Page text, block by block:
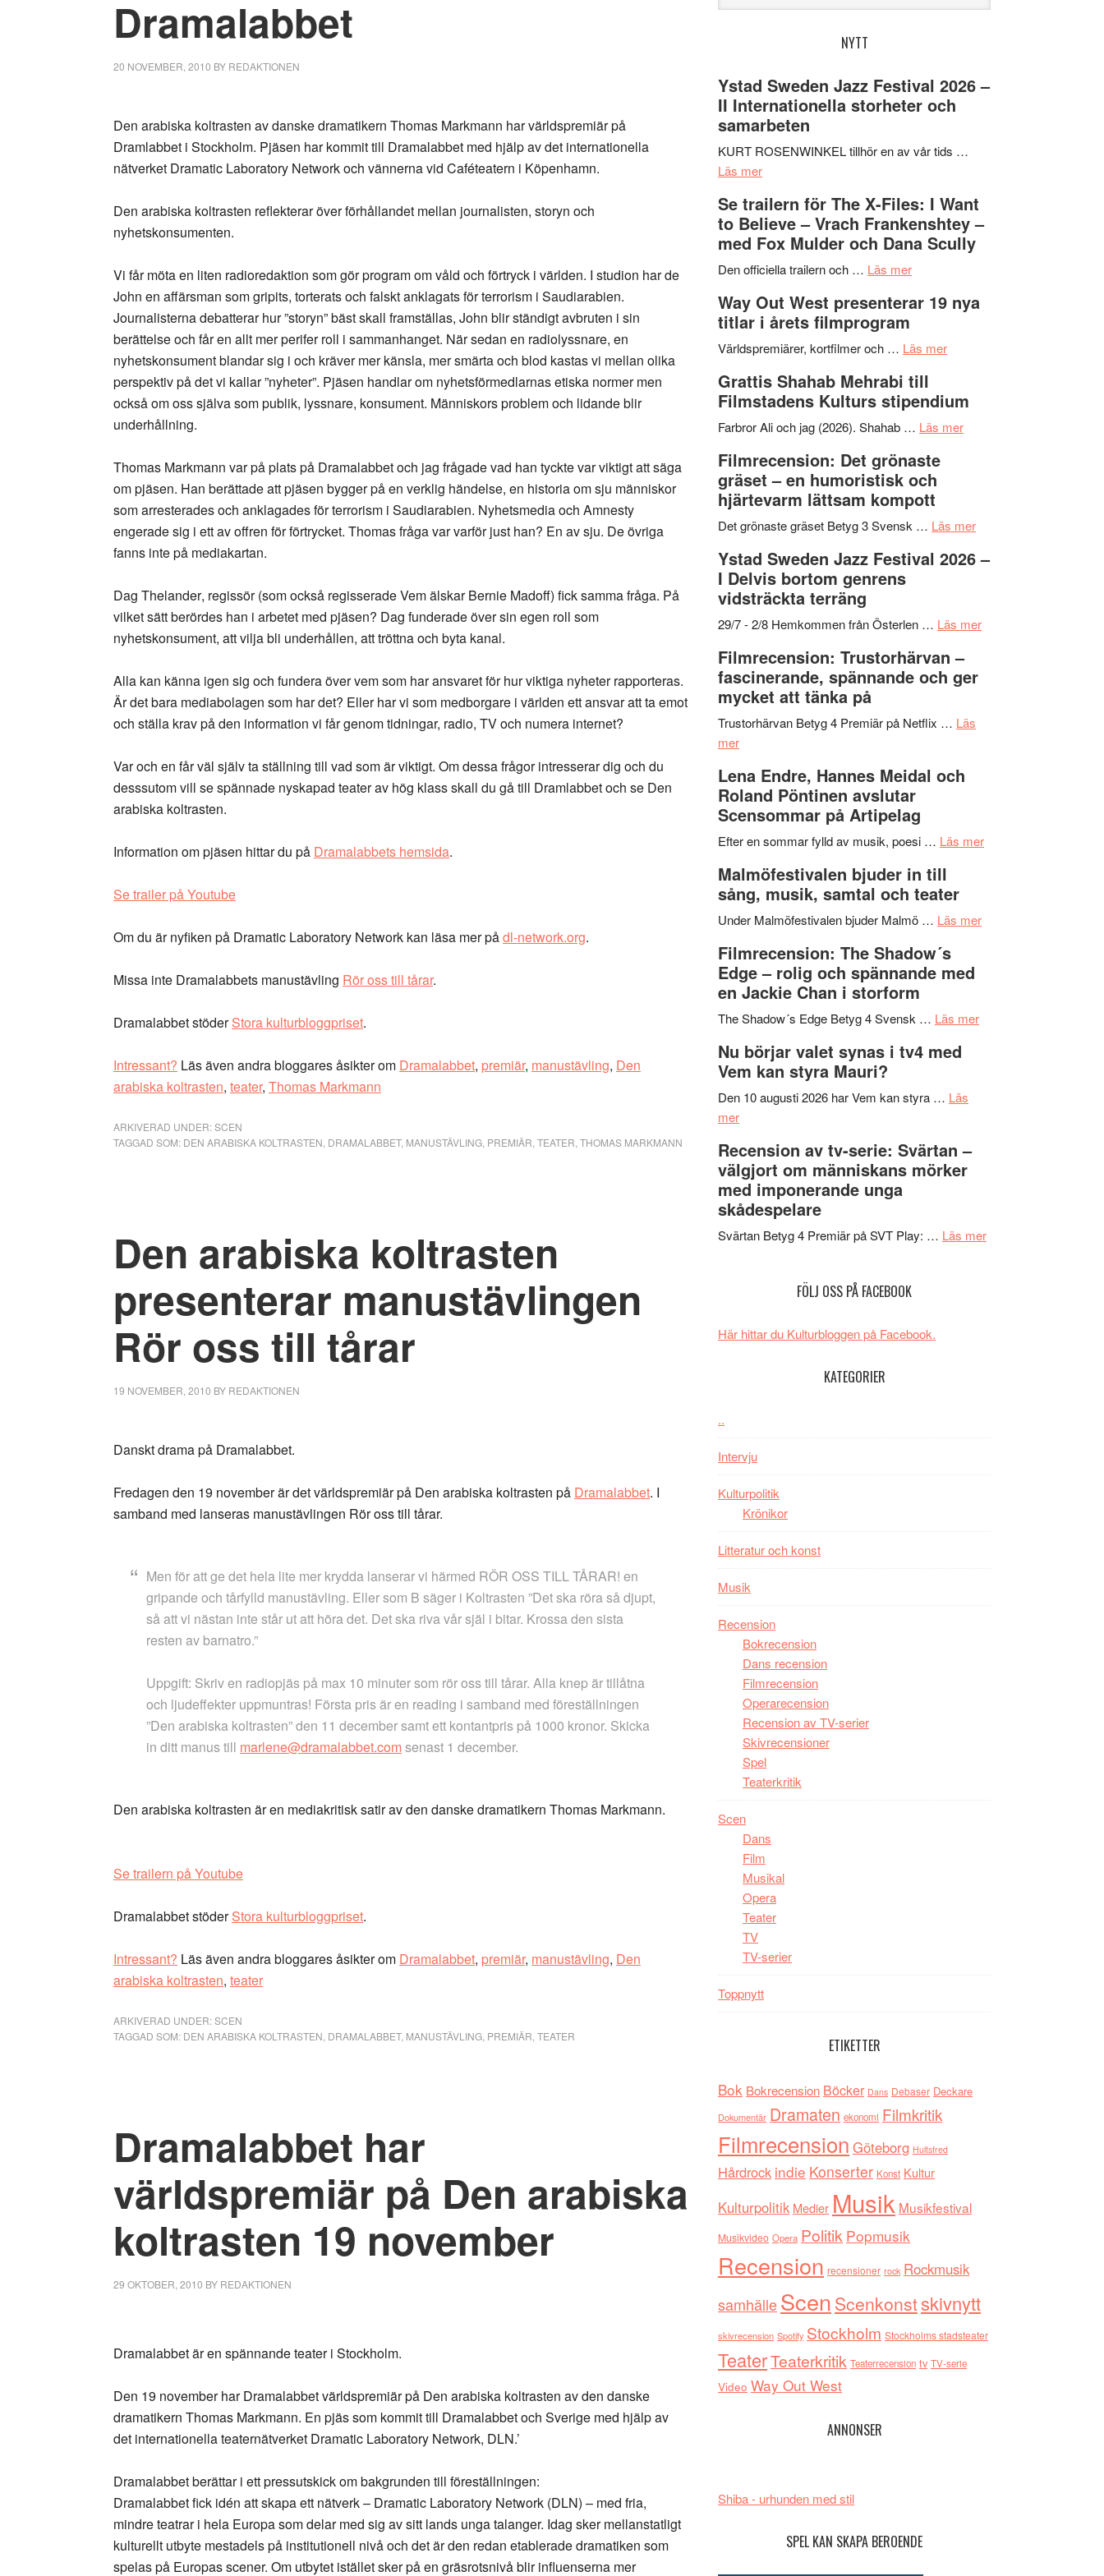
Dramalabbet
20 NOVEMBER, 2010 BY REDAKTIONEN
Den arabiska koltrasten av danske dramatikern Thomas Markmann har världspremiär på
Dramlabbet i Stockholm. Pjäsen har kommit till Dramalabbet med hjälp av det internationella
nätverket Dramatic Laboratory Network och vännerna vid Caféteatern i Köpenhamn.
Den arabiska koltrasten reflekterar över förhållandet mellan journalisten, storyn och
nyhetskonsumenten.
Vi får möta en liten radioredaktion som gör program om våld och förtryck i världen. I studion har de
John en affärsman som gripits, torterats och falskt anklagats för terrorism i Saudiarabien.
Journalisterna debatterar hur ”storyn” bäst skall framställas, John blir ständigt avbruten i sin
berättelse och får en allt mer perifer roll i sammanhanget. När sedan en radiolyssnare, en
nyhetskonsument blandar sig i och kräver mer känsla, mer smärta och blod kastas vi mellan olika
perspektiv på det vi kallar ”nyheter”. Pjäsen handlar om nyhetsförmedlarnas etiska normer men
också om oss själva som publik, lyssnare, konsument. Människors problem och lidande blir
underhållning.
Thomas Markmann var på plats på Dramalabbet och jag frågade vad han tyckte var viktigt att säga
om pjäsen. Han berättade att pjäsen bygger på en verklig händelse, en historia om sju människor
som arresterades och anklagades för terrorism i Saudiarabien. Nyhetsmedia och Amnesty
engerade sig i ett av offren för förtrycket. Thomas fråga var varför just han? En av sju. De övriga
fanns inte på mediakartan.
Dag Thelander, regissör (som också regisserade Vem älskar Bernie Madoff) fick samma fråga. På
vilket sätt berördes han i arbetet med pjäsen? Dag funderade över sin egen roll som
nyhetskonsument, att vilja bli underhållen, att tröttna och byta kanal.
Alla kan känna igen sig och fundera över vem som har ansvaret för hur viktiga nyheter rapporteras.
Är det bara mediabolagen som har det? Eller har vi som medborgare i världen ett ansvar att ta emot
och ställa krav på den information vi får genom tidningar, radio, TV och numera internet?
Var och en får väl själv ta ställning till vad som är viktigt. Om dessa frågor intresserar dig och du
desssutom vill se spännade nyskapad teater av hög klass skall du gå till Dramlabbet och se Den
arabiska koltrasten.
Information om pjäsen hittar du på Dramalabbets hemsida.
Se trailer på Youtube
Om du är nyfiken på Dramatic Laboratory Network kan läsa mer pådl-network.org.
Missa inte Dramalabbets manustävling Rör oss till tårar.
Dramalabbet stöderStora kulturbloggpriset.
Intressant? Läs även andra bloggares åsikter om Dramalabbet, premiär, manustävling, Den
arabiska koltrasten, teater, Thomas Markmann
ARKIVERAD UNDER:SCEN
TAGGAD SOM: DEN ARABISKA KOLTRASTEN DRAMALABBET, MANUSTÄVLING PREMIÄR TEATER THOMAS MARKMANN
Den arabiska koltrasten
presenterar manustävlingen
Rör oss till tårar
19 NOVEMBER, 2010 BY REDAKTIONEN
Danskt drama på Dramalabbet.
Fredagen den 19 november är det världspremiär på Den arabiska koltrasten på Dramalabbet. I
samband med lanseras manustävlingen Rör oss till tårar.
Men för att ge det hela lite mer krydda lanserar vi härmed RÖR OSS TILL TÅRAR! en
gripande och tårfylld manustävling. Eller som B säger i Koltrasten ”Det ska röra så djupt,
så att vi nästan inte står ut att höra det. Det ska riva vår själ i bitar. Krossa den sista
resten av barnatro.”
Uppgift: Skriv en radiopjäs på max 10 minuter som rör oss till tårar. Alla knep är tillåtna
och ljudeffekter uppmuntras! Första pris är en reading i samband med föreställningen
”Den arabiska koltrasten” den 11 december samt ett kontantpris på 1000 kronor. Skicka
in ditt manus till marlene@dramalabbet.comsenast 1 december.
Den arabiska koltrasten är en mediakritisk satir av den danske dramatikern Thomas Markmann.
Se trailern på Youtube
Dramalabbet stöderStora kulturbloggpriset.
Intressant? Läs även andra bloggares åsikter om Dramalabbet, premiär, manustävling, Den
arabiska koltrasten, teater
ARKIVERAD UNDER:SCEN
TAGGAD SOM: DEN ARABISKA KOLTRASTEN DRAMALABBET, MANUSTÄVLING PREMIÄR TEATER
Dramalabbet har
världspremiär på Den arabiska
koltrasten 19 november
29 OKTOBER, 2010 BY REDAKTIONEN
Dramalabbet är en spännande teater i Stockholm.
Den 19 november har Dramalabbet världspremiär på Den arabiska koltrasten av den danske
dramatikern Thomas Markmann. En pjäs som kommit till Dramalabbet och Sverige med hjälp av
det internationella teaternätverket Dramatic Laboratory Network, DLN.’
Dramalabbet berättar i ett pressutskick om bakgrunden till föreställningen:
Dramalabbet fick idén att skapa ett nätverk – Dramatic Laboratory Network (DLN) – med fria,
mindre teatrar i hela Europa som delar med sig av sitt lands unga talanger. Idag sker mellanstatligt
kulturellt utbyte mestadels på institutionell nivå och det är den redan etablerade dramatiken som
spelas på Europas scener. Om utbytet istället sker på en gräsrotsnivå blir influenserna mer
webbplatsen
NYTT
Ystad Sweden Jazz Festival 2026 –
II Internationella storheter och
samarbeten
KURT ROSENWINKEL tillhör en av vår tids …
Läs merom
Sweden
Jazz
Festival
2026
II
Internationella
storheter
samarbeten
Se trailern för The X-Files: I Want
to Believe – Vrach Frankenshtey –
med Fox Mulder och Dana Scully
Den officiella trailern och … Läs merom
trailern
The
Files:
I
Want
Believe
–
Vrach
Frankenshtey
med
och
Scully
Way Out West presenterar 19 nya
titlar i årets filmprogram
Världspremiärer, kortfilmer och … Läs merom
West
presenterar
årets
Grattis Shahab Mehrabi till
Filmstadens Kulturs stipendium
Farbror Ali och jag (2026). Shahab … Läs merom
Filmstadens
stipendium
Filmrecension: Det grönaste
gräset – en humoristisk och
hjärtevarm lättsam kompott
Det grönaste gräset Betyg 3 Svensk … Läs merom
Det
–
och
Ystad Sweden Jazz Festival 2026 –
I Delvis bortom genrens
vidsträckta terräng
29/7 - 2/8 Hemkommen från Österlen … Läs merom
vidsträckta
Filmrecension: Trustorhärvan –
fascinerande, spännande och ger
mycket att tänka på
Trustorhärvan Betyg 4 Premiär på Netflix … Läs
merom
Trustorhärvan
–
fascinerande,
spännande
ger
mycket
att
på
Lena Endre, Hannes Meidal och
Roland Pöntinen avslutar
Scensommar på Artipelag
Efter en sommar fylld av musik, poesi … Läs merom
Malmöfestivalen bjuder in till
sång, musik, samtal och teater
Under Malmöfestivalen bjuder Malmö … Läs merom
Filmrecension: The Shadow´s
Edge – rolig och spännande med
en Jackie Chan i storform
The Shadow´s Edge Betyg 4 Svensk … Läs merom
en
Nu börjar valet synas i tv4 med
Vem kan styra Mauri?
Den 10 augusti 2026 har Vem kan styra … Läs
merom
börjar
valet
synas
i
tv4
Mauri?
Recension av tv-serie: Svärtan –
välgjort om människans mörker
med imponerande unga
skådespelare
Svärtan Betyg 4 Premiär på SVT Play: … Läs merom
FÖLJ OSS PÅ FACEBOOK
Här hittar du Kulturbloggen på Facebook.
KATEGORIER
..
Intervju
Kulturpolitik
Krönikor
Litteratur och konst
Musik
Recension
Bokrecension
Dans recension
Filmrecension
Operarecension
Recension av TV-serier
Skivrecensioner
Spel
Teaterkritik
Scen
Dans
Film
Musikal
Opera
Teater
TV
TV-serier
Toppnytt
ETIKETTER
Bok Bokrecension Böcker Dans Debaser Deckare
Dokumentär Dramaten ekonomi Filmkritik
Filmrecension Göteborg Hultsfred
Hårdrock indie Konserter Konst Kultur
Kulturpolitik Medier Musik Musikfestival
Musikvideo Opera Politik Popmusik
Recension recensioner rock Rockmusik
samhälleScen Scenkonstskivnytt
skivrecension Spotify Stockholm Stockholms stadsteater
TeaterTeaterkritik Teaterrecension tv TV-serie
Video Way Out West
ANNONSER
Shiba - urhunden med stil
SPEL KAN SKAPA BEROENDE